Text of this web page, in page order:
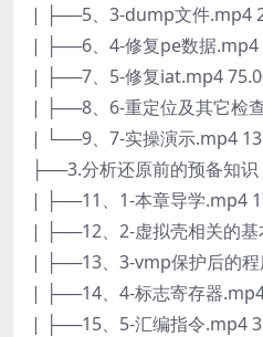
| ├──5、3-dump文件.mp4
| ├──6、4-修复pe数据.mp4
| ├──7、5-修复iat.mp4
| ├──8、6-重定位及其它检
| └──9、7-实操演示.mp4
├──3.分析还原前的预备知识
| ├──11、1-本章导学.mp4
| ├──12、2-虚拟壳相关的
| ├──13、3-vmp保护后的
| ├──14、4-标志寄存器
| ├──15、5-汇编指令.mp4